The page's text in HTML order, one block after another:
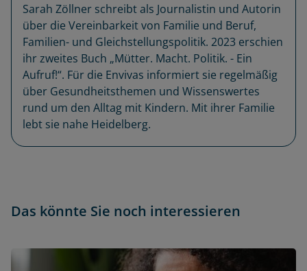
Sarah Zöllner schreibt als Journalistin und Autorin
über die Vereinbarkeit von Familie und Beruf,
Familien- und Gleichstellungspolitik. 2023 erschien
ihr zweites Buch „Mütter. Macht. Politik. - Ein
Aufruf!“. Für die Envivas informiert sie regelmäßig
über Gesundheitsthemen und Wissenswertes
rund um den Alltag mit Kindern. Mit ihrer Familie
lebt sie nahe Heidelberg.
Das könnte Sie noch interessieren